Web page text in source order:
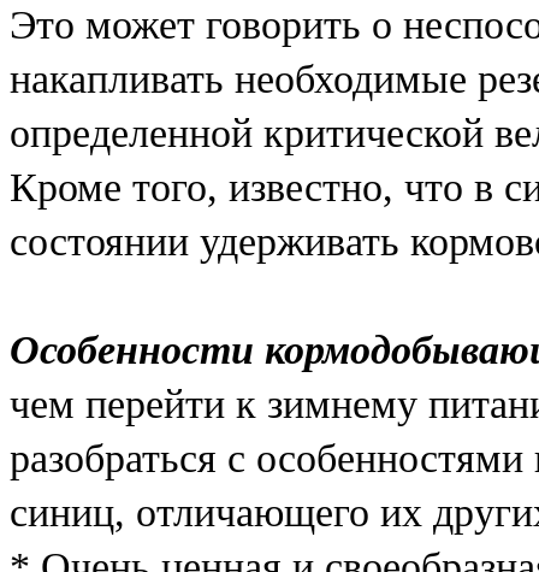
Это может говорить о
накапливать необходимые
определенной критической
Кроме того, известно, что в
состоянии удерживать
Особенности
чем перейти к зимнему
разобраться с
синиц, отличающего их